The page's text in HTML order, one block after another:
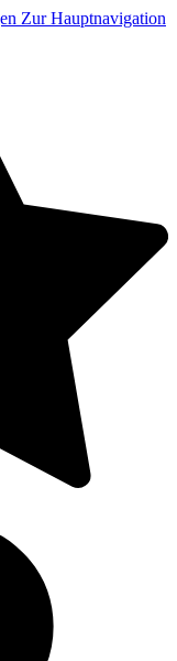
Zur Hauptnavigation